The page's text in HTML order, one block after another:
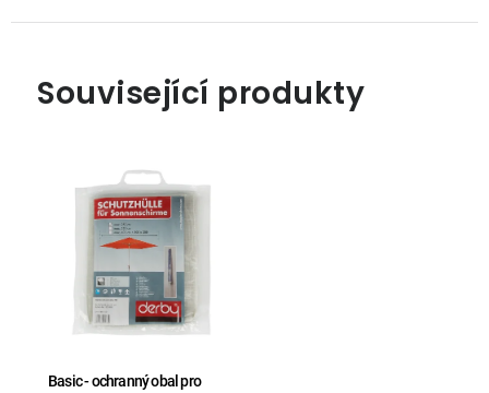
Související produkty
Basic - ochranný obal pro